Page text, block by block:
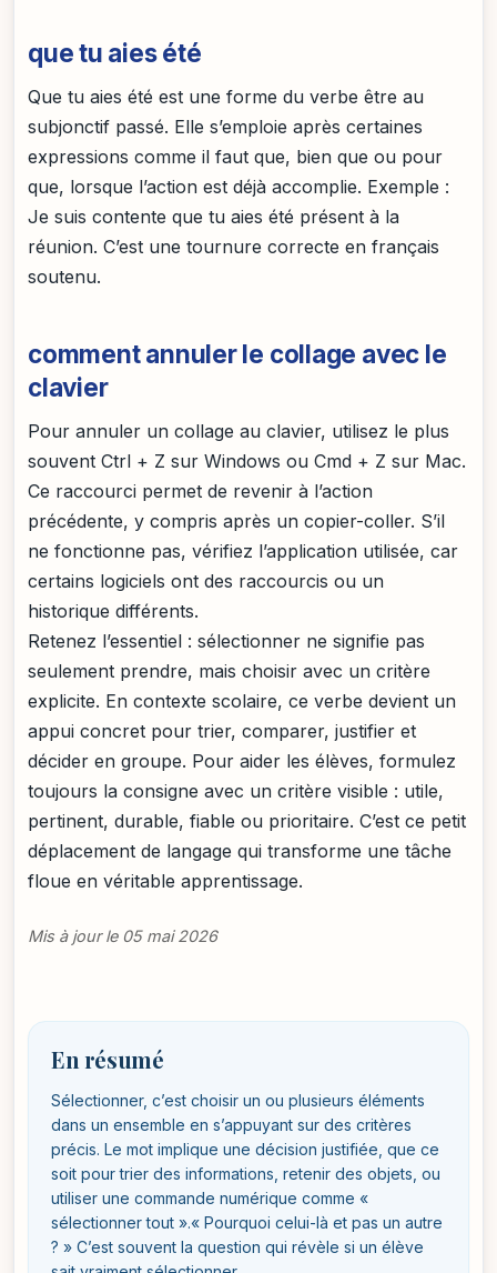
que tu aies été
Que tu aies été est une forme du verbe être au
subjonctif passé. Elle s’emploie après certaines
expressions comme il faut que, bien que ou pour
que, lorsque l’action est déjà accomplie. Exemple :
Je suis contente que tu aies été présent à la
réunion. C’est une tournure correcte en français
soutenu.
comment annuler le collage avec le
clavier
Pour annuler un collage au clavier, utilisez le plus
souvent Ctrl + Z sur Windows ou Cmd + Z sur Mac.
Ce raccourci permet de revenir à l’action
précédente, y compris après un copier-coller. S’il
ne fonctionne pas, vérifiez l’application utilisée, car
certains logiciels ont des raccourcis ou un
historique différents.
Retenez l’essentiel : sélectionner ne signifie pas
seulement prendre, mais choisir avec un critère
explicite. En contexte scolaire, ce verbe devient un
appui concret pour trier, comparer, justifier et
décider en groupe. Pour aider les élèves, formulez
toujours la consigne avec un critère visible : utile,
pertinent, durable, fiable ou prioritaire. C’est ce petit
déplacement de langage qui transforme une tâche
floue en véritable apprentissage.
Mis à jour le 05 mai 2026
En résumé
Sélectionner, c’est choisir un ou plusieurs éléments
dans un ensemble en s’appuyant sur des critères
précis. Le mot implique une décision justifiée, que ce
soit pour trier des informations, retenir des objets, ou
utiliser une commande numérique comme «
sélectionner tout ».« Pourquoi celui-là et pas un autre
? » C’est souvent la question qui révèle si un élève